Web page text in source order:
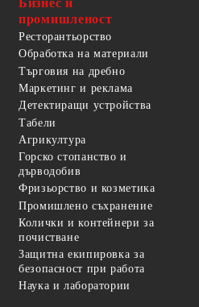
промишленост
Ресторантьорство
Обработка на материали
Търговия на дребно
Маркетинг и реклама
Детектиращи устройства
Табели
Агрикултура
Горско стопанство и
дърводобив
Фризьорство и козметика
Промишлено съхранение
Колички и контейнери за
почистване
Защитна екипировка за
безопасност при работа
Наука и лаборатории